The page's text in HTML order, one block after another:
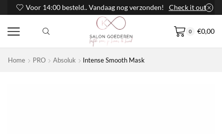
Voor 14:00 besteld.. Vandaag nog verzonden! Check it out
0 €0,00
Home PRO Absoluk Intense Smooth Mask